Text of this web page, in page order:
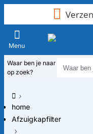
Waar ben je naar
op zoek?
home
Afzuigkapfilter